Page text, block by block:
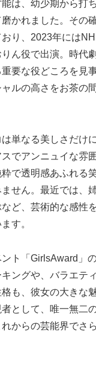
は、幼少期から打
かれました。その
り、2023年には
ん役で出演。時代
要な役どころを見
ルの高さをお茶の
単なる美しさだけ
でアンニュイな雰
で透明感あふれる
せん。最近では、
ど、芸術的な感性
す。
ト「GirlsAward」
ングや、バラエテ
も、彼女の大きな
として、唯一無二
からの芸能界でさ